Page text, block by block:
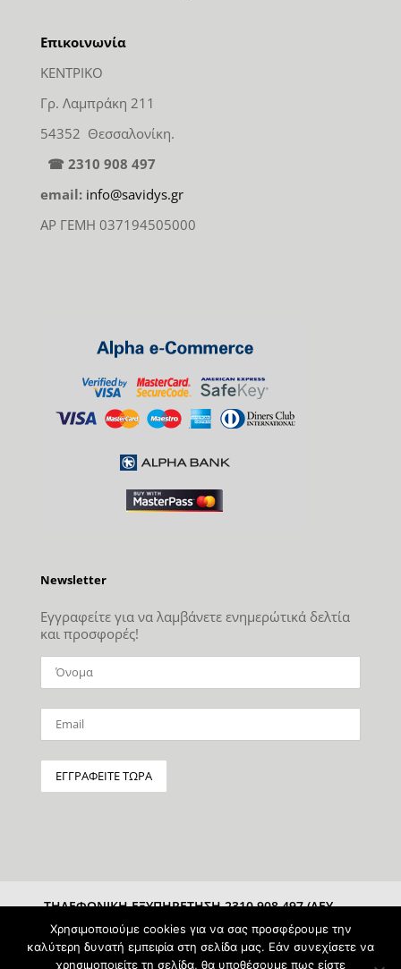
Επικοινωνία
ΚΕΝΤΡΙΚΟ
Γρ. Λαμπράκη 211
54352 Θεσσαλονίκη.
☎ 2310 908 497
email: info@savidys.gr
ΑΡ ΓΕΜΗ 037194505000
Newsletter
Εγγραφείτε για να λαμβάνετε ενημερώτικά δελτία
και προσφορές!
ΤΗΛΕΦΩΝΙΚΗ ΕΞΥΠΗΡΕΤΗΣΗ 2310 908 497 (ΔΕΥ-
ΣΑΒ 10:00-15:00)
Χρησιμοποιούμε cookies για να σας προσφέρουμε την
καλύτερη δυνατή εμπειρία στη σελίδα μας. Εάν συνεχίσετε να
χρησιμοποιείτε τη σελίδα, θα υποθέσουμε πως είστε